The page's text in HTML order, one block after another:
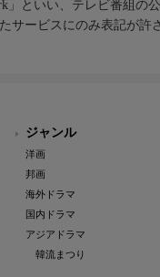
」といい、テレビ番組の
サービスにのみ表記が許
ジャンル
洋画
邦画
海外ドラマ
国内ドラマ
アジアドラマ
韓流まつり